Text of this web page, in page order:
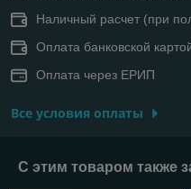
Наличный расчет (при
Оплата банковской
Оплата через ЕРИП
Все условия оплаты
С этим товаром также